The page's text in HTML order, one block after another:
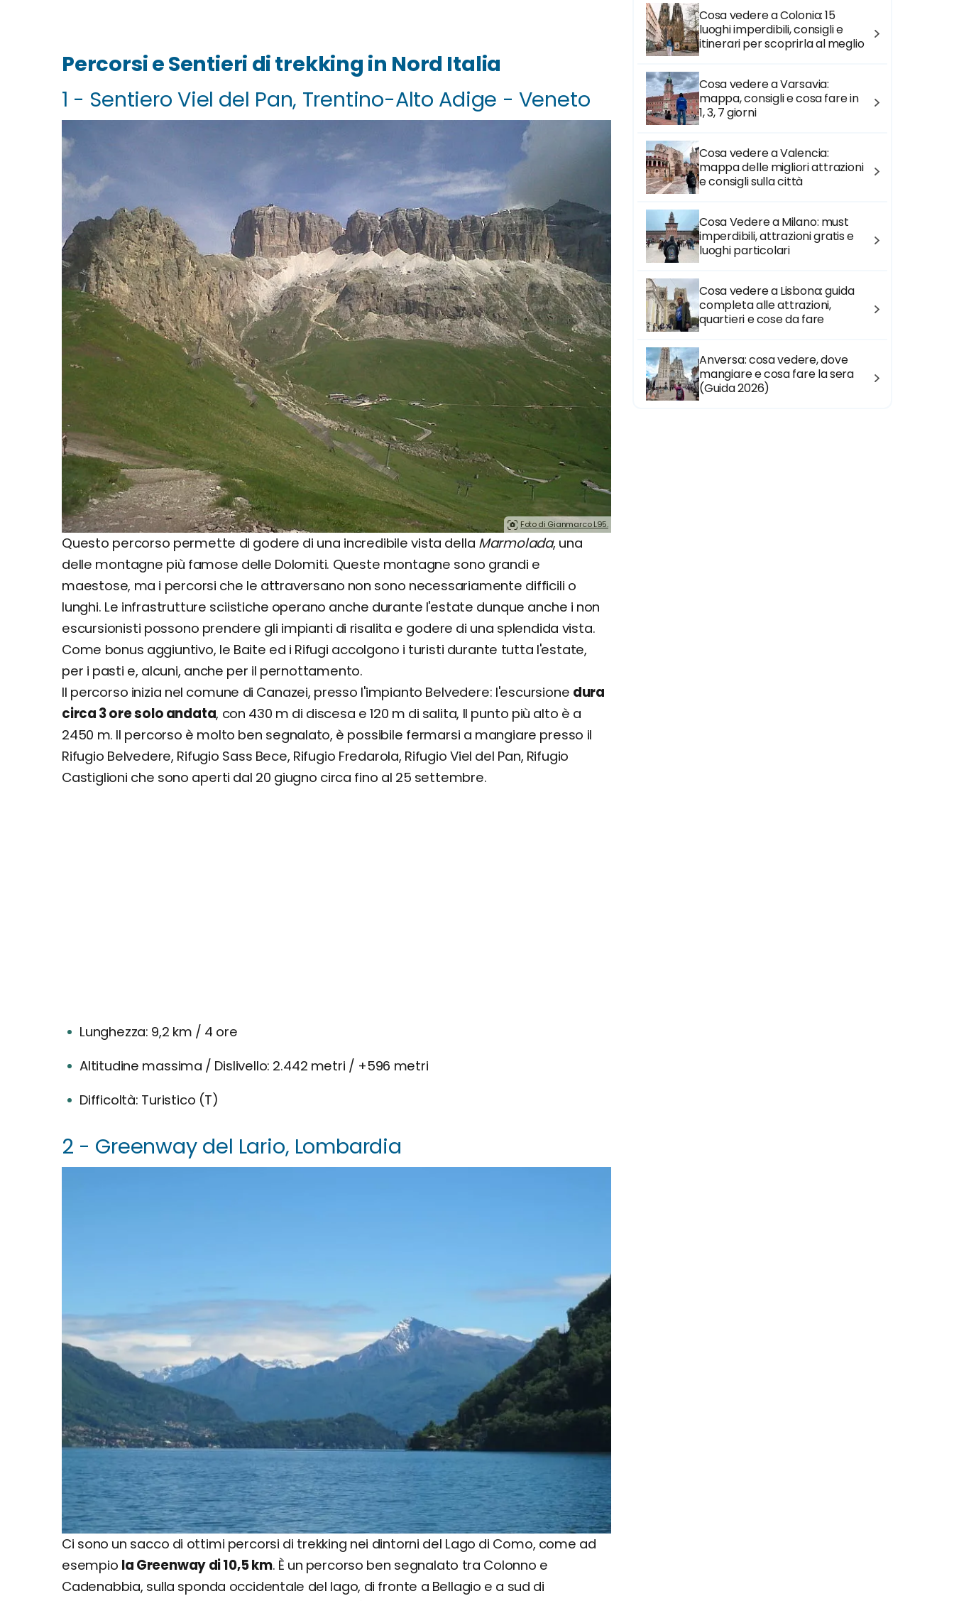
Percorsi e Sentieri di trekking in Nord Italia
1 - Sentiero Viel del Pan, Trentino-Alto Adige - Veneto
Foto di Gianmarco L95.
Questo percorso permette di godere di una incredibile vista della Marmolada, una
delle montagne più famose delle Dolomiti. Queste montagne sono grandi e
maestose, ma i percorsi che le attraversano non sono necessariamente difficili o
lunghi. Le infrastrutture sciistiche operano anche durante l'estate dunque anche i non
escursionisti possono prendere gli impianti di risalita e godere di una splendida vista.
Come bonus aggiuntivo, le Baite ed i Rifugi accolgono i turisti durante tutta l'estate,
per i pasti e, alcuni, anche per il pernottamento.
Il percorso inizia nel comune di Canazei, presso l'impianto Belvedere: l'escursione dura
circa 3 ore solo andata, con 430 m di discesa e 120 m di salita, Il punto più alto è a
2450 m. Il percorso è molto ben segnalato, è possibile fermarsi a mangiare presso il
Rifugio Belvedere, Rifugio Sass Bece, Rifugio Fredarola, Rifugio Viel del Pan, Rifugio
Castiglioni che sono aperti dal 20 giugno circa fino al 25 settembre.
Lunghezza: 9,2 km / 4 ore
Altitudine massima / Dislivello: 2.442 metri / +596 metri
Difficoltà: Turistico (T)
2 - Greenway del Lario, Lombardia
Ci sono un sacco di ottimi percorsi di trekking nei dintorni del Lago di Como, come ad
esempio la Greenway di 10,5 km. È un percorso ben segnalato tra Colonno e
Cadenabbia, sulla sponda occidentale del lago, di fronte a Bellagio e a sud di
Cosa vedere a Colonia: 15
luoghi imperdibili, consigli e
itinerari per scoprirla al meglio
Cosa vedere a Varsavia:
mappa, consigli e cosa fare in
1, 3, 7 giorni
Cosa vedere a Valencia:
mappa delle migliori attrazioni
e consigli sulla città
Cosa Vedere a Milano: must
imperdibili, attrazioni gratis e
luoghi particolari
Cosa vedere a Lisbona: guida
completa alle attrazioni,
quartieri e cose da fare
Anversa: cosa vedere, dove
mangiare e cosa fare la sera
(Guida 2026)